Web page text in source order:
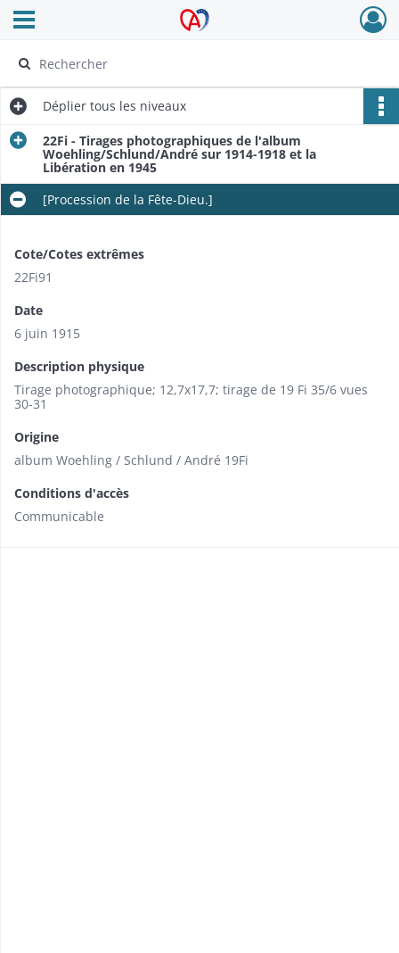
Archives Alsace - Colmar
Ouvrir le menu déroulant
Déplier tous les niveaux
22Fi - Tirages photographiques de l'album
Woehling/Schlund/André sur 1914-1918 et la
Libération en 1945
[Procession de la Fête-Dieu.]
Cote/Cotes extrêmes
22Fi91
Date
6 juin 1915
Description physique
Tirage photographique; 12,7x17,7; tirage de 19 Fi 35/6 vues
30-31
Origine
album Woehling / Schlund / André 19Fi
Conditions d'accès
Communicable